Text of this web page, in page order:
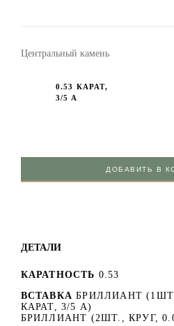
Центральный камень
0.53 КАРАТ,
3/5 А
ДОБАВИТЬ В
ДЕТАЛИ
КАРАТНОСТЬ 0.53
ВСТАВКА БРИЛЛИАНТ
КАРАТ, 3/5 А)
БРИЛЛИАНТ (2ШТ., КРУГ,